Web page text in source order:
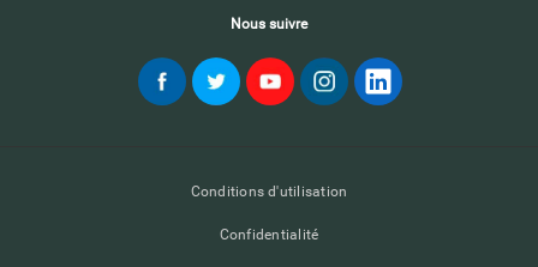
Nous suivre
Conditions d'utilisation
Confidentialité